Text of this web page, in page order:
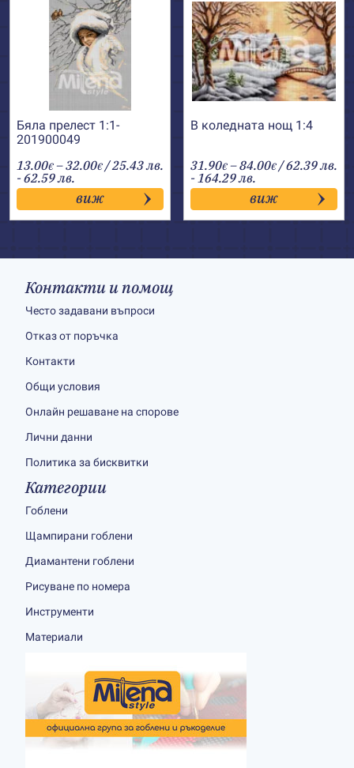
Бяла прелест 1:1-
201900049
13.00€ –32.00€Price
range:
13.00€
through
32.00€
/ 25.43 лв.
- 62.59 лв.
виж
В коледната нощ 1:4
31.90€ –84.00€Price
range:
31.90€
through
84.00€
/ 62.39 лв.
- 164.29 лв.
виж
Контакти и помощ
Често задавани въпроси
Отказ от поръчка
Контакти
Общи условия
Онлайн решаване на спорове
Лични данни
Политика за бисквитки
Категории
Гоблени
Щампирани гоблени
Диамантени гоблени
Рисуване по номера
Инструменти
Материали